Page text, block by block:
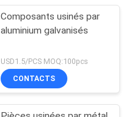
Composants usinés par
aluminium galvanisés
USD1.5/PCS MOQ:100pcs
CONTACTS